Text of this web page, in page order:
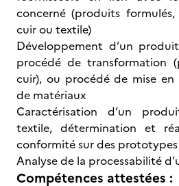
concerné (produits
cuir ou textile)
Développement d’un
procédé de transformation
cuir), ou procédé de mise
de matériaux
Caractérisation d’un
textile, détermination et
conformité sur des
Analyse de la processabilité
Compétences attestées :